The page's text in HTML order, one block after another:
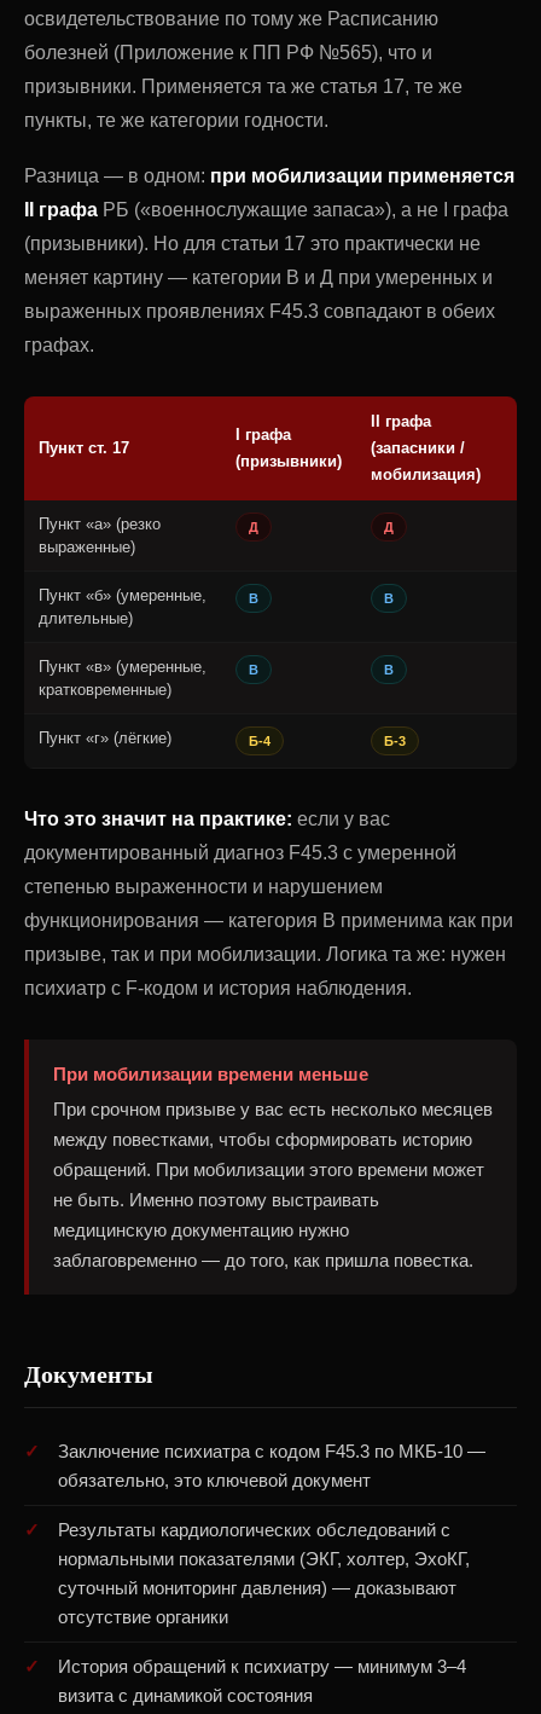
освидетельствование по тому же Расписанию
болезней (Приложение к ПП РФ №565), что и
призывники. Применяется та же статья 17, те же
пункты, те же категории годности.
Разница — в одном: при мобилизации применяется
II графа РБ («военнослужащие запаса»), а не I графа
(призывники). Но для статьи 17 это практически не
меняет картину — категории В и Д при умеренных и
выраженных проявлениях F45.3 совпадают в обеих
графах.
Пункт ст. 17
I графа
(призывники)
II графа
(запасники /
мобилизация)
Пункт «а» (резко
выраженные)
Д Д
Пункт «б» (умеренные,
длительные)
В В
Пункт «в» (умеренные,
кратковременные)
В В
Пункт «г» (лёгкие) Б-4 Б-3
Что это значит на практике: если у вас
документированный диагноз F45.3 с умеренной
степенью выраженности и нарушением
функционирования — категория В применима как при
призыве, так и при мобилизации. Логика та же: нужен
психиатр с F-кодом и история наблюдения.
При мобилизации времени меньше
При срочном призыве у вас есть несколько месяцев
между повестками, чтобы сформировать историю
обращений. При мобилизации этого времени может
не быть. Именно поэтому выстраивать
медицинскую документацию нужно
заблаговременно — до того, как пришла повестка.
Документы
Заключение психиатра с кодом F45.3 по МКБ-10 —
обязательно, это ключевой документ
Результаты кардиологических обследований с
нормальными показателями (ЭКГ, холтер, ЭхоКГ,
суточный мониторинг давления) — доказывают
отсутствие органики
История обращений к психиатру — минимум 3–4
визита с динамикой состояния